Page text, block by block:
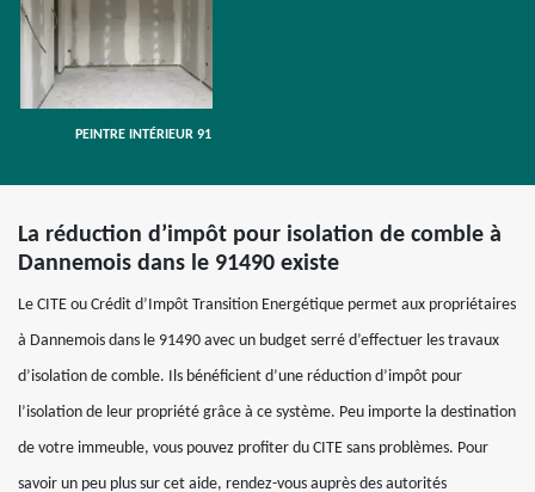
PEINTRE INTÉRIEUR 91
La réduction d’impôt pour isolation de comble à
Dannemois dans le 91490 existe
Le CITE ou Crédit d’Impôt Transition Energétique permet aux propriétaires
à Dannemois dans le 91490 avec un budget serré d’effectuer les travaux
d’isolation de comble. Ils bénéficient d’une réduction d’impôt pour
l’isolation de leur propriété grâce à ce système. Peu importe la destination
de votre immeuble, vous pouvez profiter du CITE sans problèmes. Pour
savoir un peu plus sur cet aide, rendez-vous auprès des autorités